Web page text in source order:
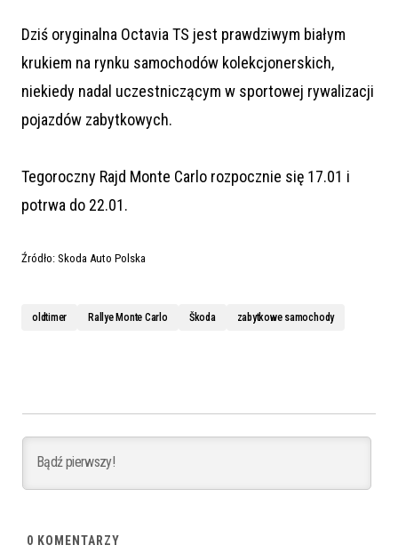
Dziś oryginalna Octavia TS jest prawdziwym białym
krukiem na rynku samochodów kolekcjonerskich,
niekiedy nadal uczestniczącym w sportowej rywalizacji
pojazdów zabytkowych.
Tegoroczny Rajd Monte Carlo rozpocznie się 17.01 i
potrwa do 22.01.
Źródło: Skoda Auto Polska
oldtimer Rallye Monte Carlo Škoda zabytkowe samochody
0 KOMENTARZY